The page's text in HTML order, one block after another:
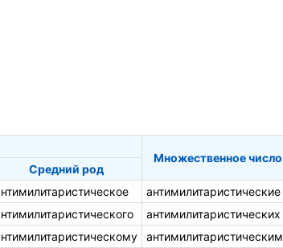
Множественное число
Средний род
антимилитаристические
антимилитаристических
антимилитаристическим